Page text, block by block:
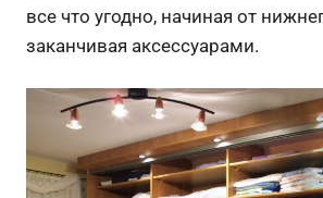
все что угодно, начиная от
заканчивая аксессуарами.